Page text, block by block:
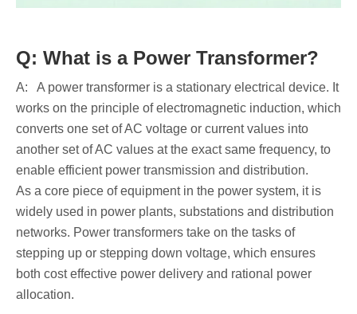
Q: What is a Power Transformer?
A: A power transformer is a stationary electrical device. It
works on the principle of electromagnetic induction, which
converts one set of AC voltage or current values into
another set of AC values at the exact same frequency, to
enable efficient power transmission and distribution.
As a core piece of equipment in the power system, it is
widely used in power plants, substations and distribution
networks. Power transformers take on the tasks of
stepping up or stepping down voltage, which ensures
both cost effective power delivery and rational power
allocation.